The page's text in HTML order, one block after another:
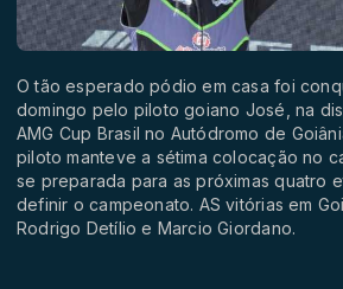
O tão esperado pódio em casa foi
domingo pelo piloto goiano José, na
AMG Cup Brasil no Autódromo de
piloto manteve a sétima colocação no
se preparada para as próximas quatro
definir o campeonato. AS vitórias em
Rodrigo Detílio e Marcio Giordano.